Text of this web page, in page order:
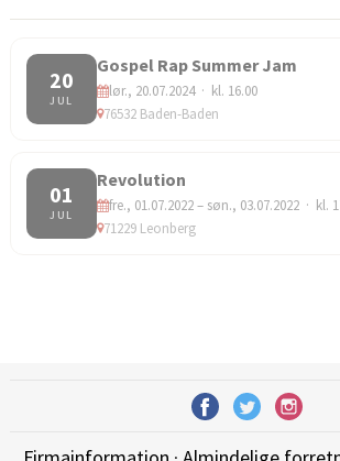
20
JUL
Gospel Rap Summer Jam
lør., 20.07.2024 · kl. 16.00
76532 Baden-Baden
01
JUL
Revolution
fre., 01.07.2022 – søn., 03.07.2022 · kl.
71229 Leonberg